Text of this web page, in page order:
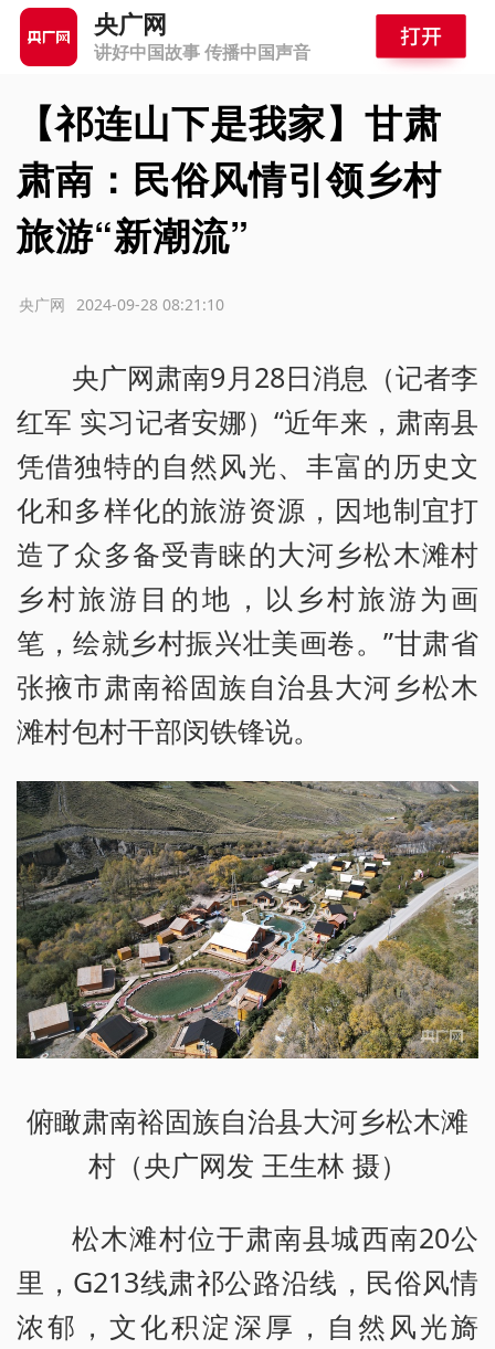
央广网
讲好中国故事 传播中国声音
【祁连山下是我家】甘肃
肃南：民俗风情引领乡村
旅游“新潮流”
2024-09-28 08:21:10
央广网
央广网肃南9月28日消息（记者李
红军 实习记者安娜）“近年来，肃南县
凭借独特的自然风光、丰富的历史文
化和多样化的旅游资源，因地制宜打
造了众多备受青睐的大河乡松木滩村
乡村旅游目的地，以乡村旅游为画
笔，绘就乡村振兴壮美画卷。”甘肃省
张掖市肃南裕固族自治县大河乡松木
滩村包村干部闵铁锋说。
俯瞰肃南裕固族自治县大河乡松木滩
村（央广网发 王生林 摄）
松木滩村位于肃南县城西南20公
里，G213线肃祁公路沿线，民俗风情
浓郁，文化积淀深厚，自然风光旖